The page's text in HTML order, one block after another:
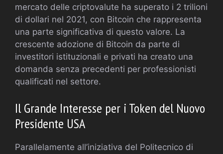
mercato delle criptovalute ha superato i 2 trilioni
di dollari nel 2021, con Bitcoin che rappresenta
una parte significativa di questo valore. La
crescente adozione di Bitcoin da parte di
investitori istituzionali e privati ha creato una
domanda senza precedenti per professionisti
qualificati nel settore.
Il Grande Interesse per i Token del Nuovo
Presidente USA
Parallelamente all’iniziativa del Politecnico di